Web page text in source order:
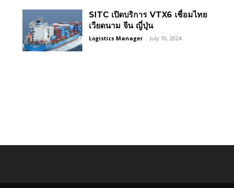
SITC เปิดบริการ VTX6 เชื่อมไทย
เวียดนาม จีน ญี่ปุ่น
Logistics Manager - July 10, 2024